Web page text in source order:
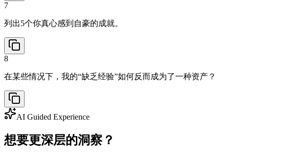
7
列出5个你真心感到自豪的成就。
8
在某些情况下，我的“缺乏经验”如何反而成为了一种资产？
AI Guided Experience
想要更深层的洞察？